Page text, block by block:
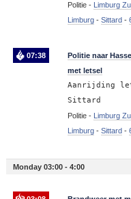
Politie - Limburg
Limburg- Sittard-
07:38
Politie naar
met letsel
Aanrijding
Sittard
Politie - Limburg
Limburg- Sittard-
Monday 03:00 - 4:00